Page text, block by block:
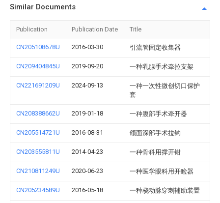
Similar Documents
Publication Publication Date Title
CN205108678U 2016-03-30 引流管固定收集器
CN209404845U 2019-09-20 一种乳腺手术牵拉支架
CN221691209U 2024-09-13
一种一次性微创切口保护
套
CN208388662U 2019-01-18 一种腹部手术牵开器
CN205514721U 2016-08-31 颌面深部手术拉钩
CN203555811U 2014-04-23 一种骨科用撑开钳
CN210811249U 2020-06-23 一种医学眼科用开睑器
CN205234589U 2016-05-18 一种桡动脉穿刺辅助装置